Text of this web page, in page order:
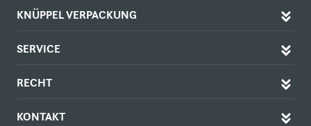
KNÜPPEL VERPACKUNG
SERVICE
RECHT
KONTAKT